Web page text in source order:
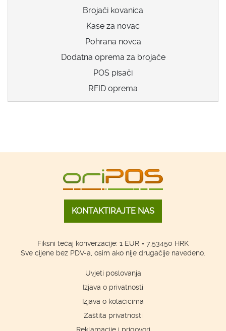
Brojači kovanica
Kase za novac
Pohrana novca
Dodatna oprema za brojače
POS pisači
RFID oprema
KONTAKTIRAJTE NAS
Fiksni tečaj konverzacije: 1 EUR = 7,53450 HRK
Sve cijene bez PDV-a, osim ako nije drugačije navedeno.
Uvjeti poslovanja
Izjava o privatnosti
Izjava o kolačićima
Zaštita privatnosti
Reklamacije i prigovori